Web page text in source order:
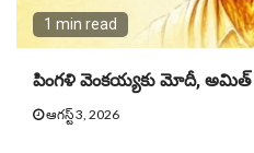
1 min read
పింగళి వెంకయ్యకు మోదీ,
ఆగస్ట్ 3, 2026